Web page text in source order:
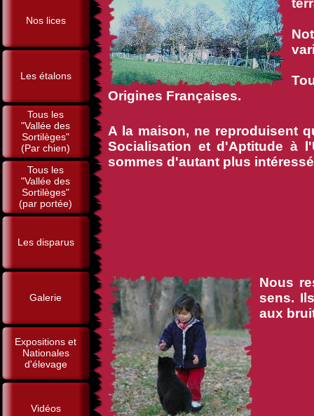
Nos lices
Les étalons
Tous les
"Vallée des
Sortilèges"
(Par chien)
Tous les
"Vallée des
Sortilèges"
(par portée)
Les disparus
Galerie
Expositions et
Nationales
d'élevage
Vidéos
Origines Françaises.
A la maison, ne reproduisent
Socialisation et d'Aptitude à
sommes d'autant plus
Nous
sens.
aux